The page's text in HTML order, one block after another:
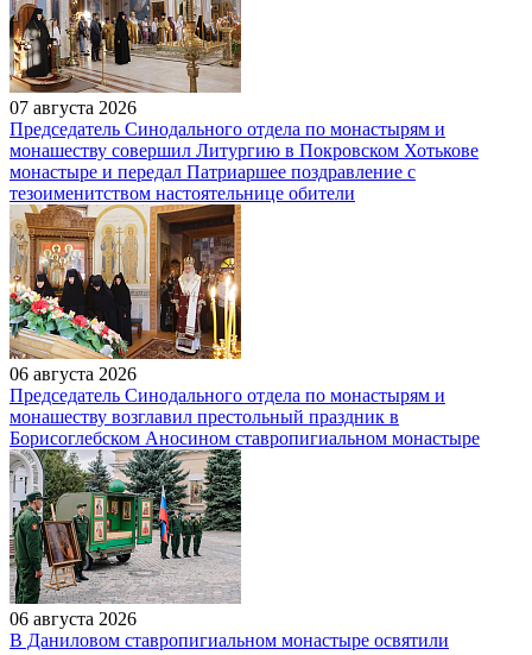
07 августа 2026
Председатель Синодального отдела по монастырям и
монашеству совершил Литургию в Покровском Хотькове
монастыре и передал Патриаршее поздравление с
тезоименитством настоятельнице обители
06 августа 2026
Председатель Синодального отдела по монастырям и
монашеству возглавил престольный праздник в
Борисоглебском Аносином ставропигиальном монастыре
06 августа 2026
В Даниловом ставропигиальном монастыре освятили